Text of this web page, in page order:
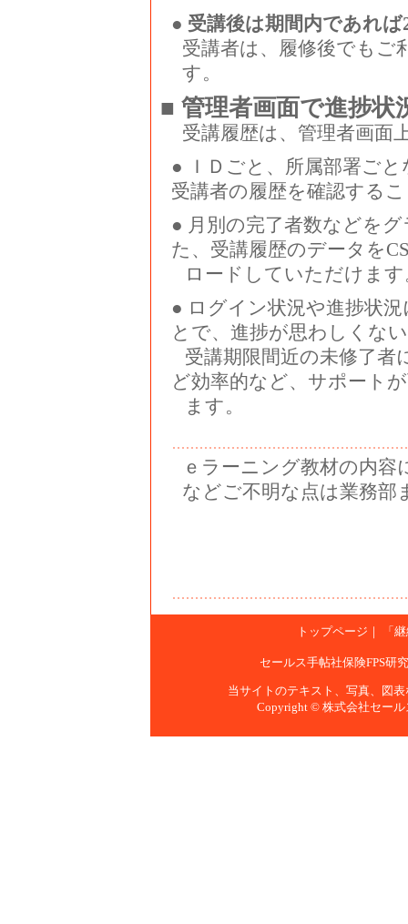
● 受講後は期間内であれ
受講者は、履修後でもご
す。
■ 管理者画面で進捗状
受講履歴は、管理者画面
● ＩＤごと、所属部署ご
受講者の履歴を確認する
● 月別の完了者数などを
た、受講履歴のデータを
ロードしていただけます
● ログイン状況や進捗状
とで、進捗が思わしくな
受講期限間近の未修了者
ど効率的など、サポート
ます。
ｅラーニング教材の内
などご不明な点は業務
トップページ ｜ 「
セールス手帖社保険FPS
当サイトのテキスト、写真、図
Copyright © 株式会社セール